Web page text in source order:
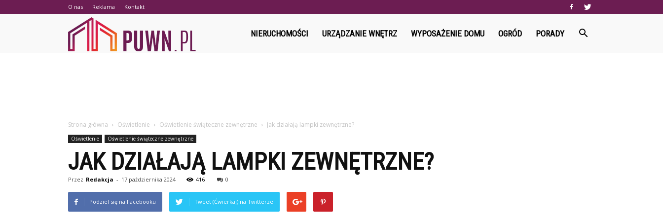
O nas Reklama Kontakt
NIERUCHOMOŚCI URZĄDZANIE WNĘTRZ WYPOSAŻENIE DOMU OGRÓD PORADY
Strona główna Oświetlenie Oświetlenie świąteczne zewnętrzne Jak działają lampki zewnętrzne?
Oświetlenie Oświetlenie świąteczne zewnętrzne
JAK DZIAŁAJĄ LAMPKI ZEWNĘTRZNE?
Przez Redakcja - 17 października 2024 416 0
Podziel się na Facebooku Tweet (Ćwierkaj) na Twitterze